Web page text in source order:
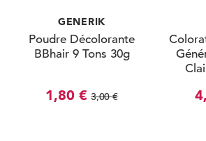
GENERIK
Poudre Décolorante
BBhair 9 Tons 30g
1,80 € 3,00 €